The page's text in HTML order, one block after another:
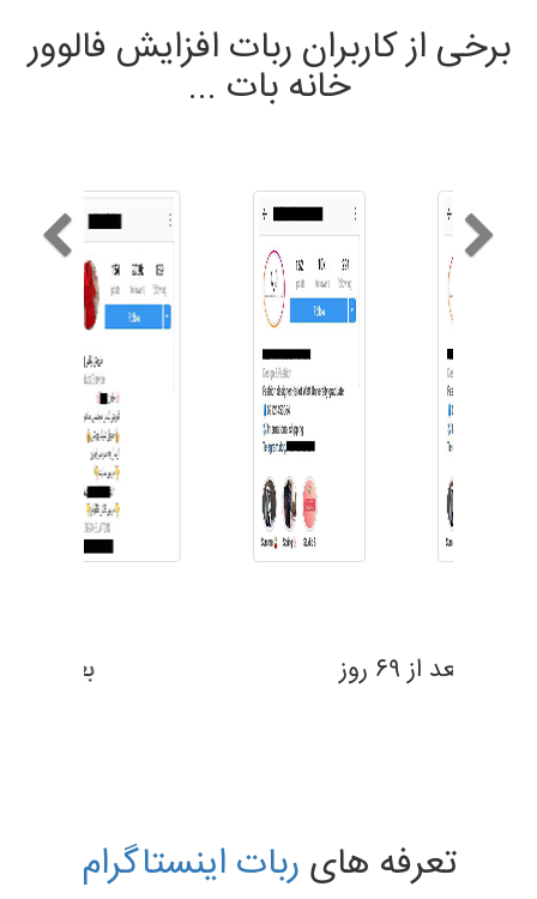
برخی از کاربران ربات افزایش فالوور
خانه بات ...
تعرفه هایربات اینستاگرام